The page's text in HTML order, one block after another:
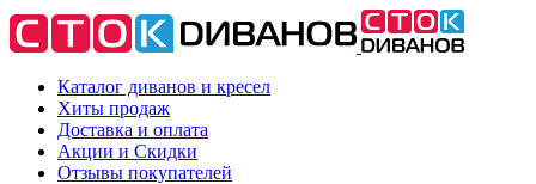
Каталог диванов и кресел
Хиты продаж
Доставка и оплата
Акции и Скидки
Отзывы покупателей